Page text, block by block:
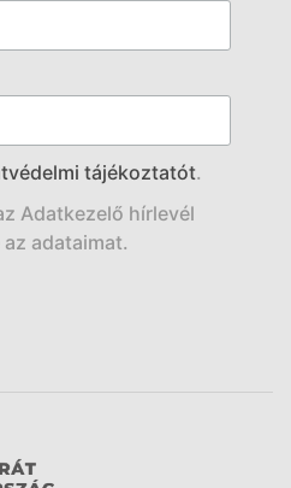
tájékoztatót.
Adatkezelő hírlevél
adataimat.